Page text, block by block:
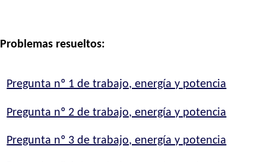
Problemas resueltos:
Pregunta nº 1 de trabajo, energía y potencia
Pregunta nº 2 de trabajo, energía y potencia
Pregunta nº 3 de trabajo, energía y potencia